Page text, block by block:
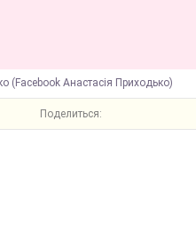
(Facebook Анастасія Приходько)
Поделиться: